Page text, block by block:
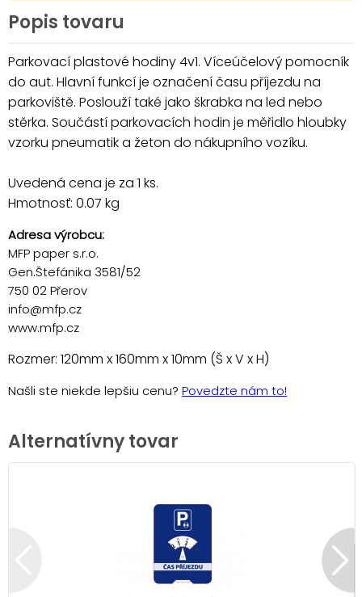
Popis tovaru
Parkovací plastové hodiny 4v1. Víceúčelový pomocník
do aut. Hlavní funkcí je označení času příjezdu na
parkoviště. Poslouží také jako škrabka na led nebo
stěrka. Součástí parkovacích hodin je měřidlo hloubky
vzorku pneumatik a žeton do nákupního vozíku.
Uvedená cena je za 1 ks.
Hmotnosť: 0.07 kg
Adresa výrobcu:
MFP paper s.r.o.
Gen.Štefánika 3581/52
750 02 Přerov
info@mfp.cz
www.mfp.cz
Rozmer: 120mm x 160mm x 10mm (Š x V x H)
Našli ste niekde lepšiu cenu? Povedzte nám to!
Alternatívny tovar